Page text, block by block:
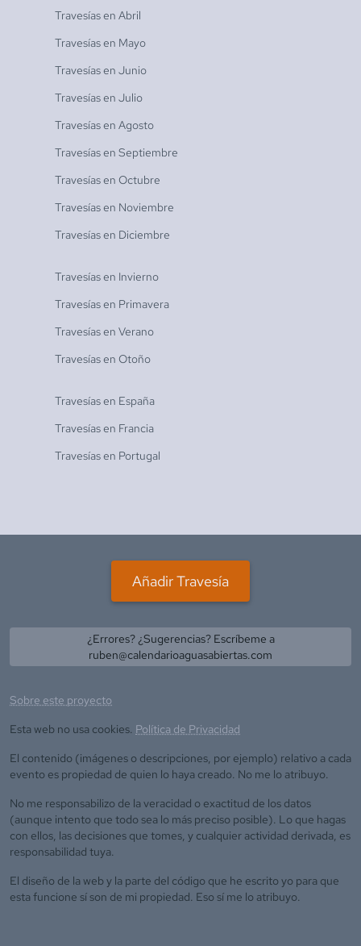
Travesías en Abril
Travesías en Mayo
Travesías en Junio
Travesías en Julio
Travesías en Agosto
Travesías en Septiembre
Travesías en Octubre
Travesías en Noviembre
Travesías en Diciembre
Travesías en Invierno
Travesías en Primavera
Travesías en Verano
Travesías en Otoño
Travesías en España
Travesías en Francia
Travesías en Portugal
Añadir Travesía
¿Errores? ¿Sugerencias? Escríbeme a
ruben@calendarioaguasabiertas.com
Sobre este proyecto
Esta web no usa cookies. Política de Privacidad
El contenido (imágenes o descripciones, por ejemplo) relativo a cada
evento es propiedad de quien lo haya creado. No me lo atribuyo.
No me responsabilizo de la veracidad o exactitud de los datos
(aunque intento que todo sea lo más preciso posible). Lo que hagas
con ellos, las decisiones que tomes, y cualquier actividad derivada, es
responsabilidad tuya.
El diseño de la web y la parte del código que he escrito yo para que
esta funcione sí son de mi propiedad. Eso sí me lo atribuyo.